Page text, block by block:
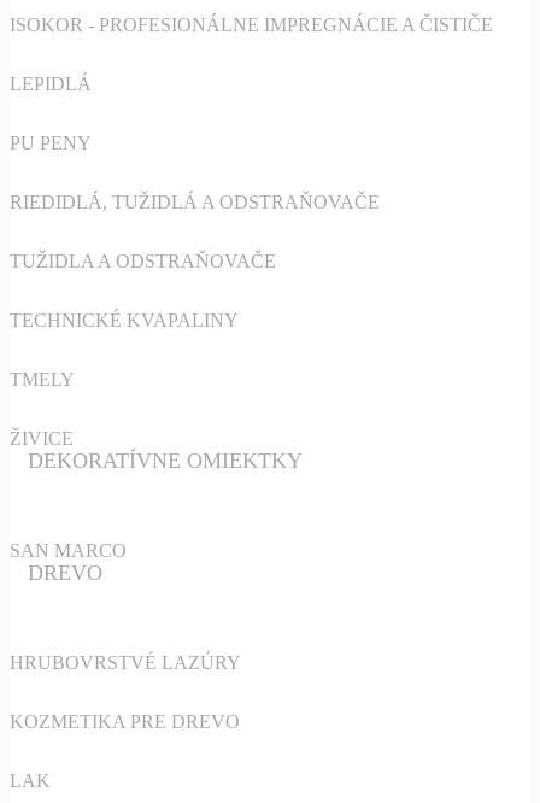
ISOKOR - PROFESIONÁLNE IMPREGNÁCIE A ČISTIČE
LEPIDLÁ
PU PENY
RIEDIDLÁ, TUŽIDLÁ A ODSTRAŇOVAČE
TUŽIDLA A ODSTRAŇOVAČE
TECHNICKÉ KVAPALINY
TMELY
ŽIVICE
DEKORATÍVNE OMIEKTKY
SAN MARCO
DREVO
HRUBOVRSTVÉ LAZÚRY
KOZMETIKA PRE DREVO
LAK